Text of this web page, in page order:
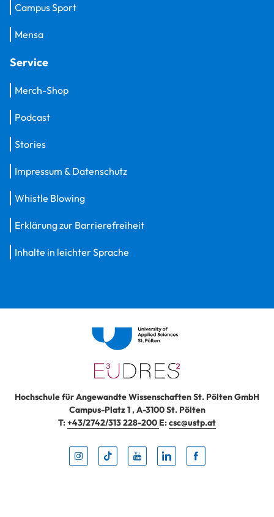
Campus Sport
Mensa
Service
Merch-Shop
Podcast
Stories
Impressum & Datenschutz
Whistle Blowing
Erklärung zur Barrierefreiheit
Inhalte in leichter Sprache
Hochschule für Angewandte Wissenschaften St. Pölten GmbH
Campus-Platz 1,A-3100St. Pölten
T:+43/2742/313 228-200 E:csc@ustp.at